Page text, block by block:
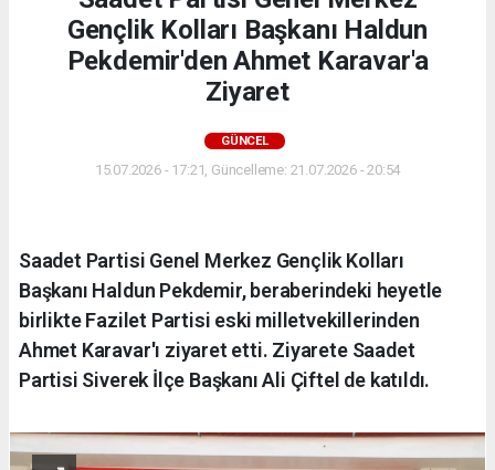
Gençlik Kolları Başkanı Haldun
Pekdemir'den Ahmet Karavar'a
Ziyaret
GÜNCEL
15.07.2026 - 17:21, Güncelleme: 21.07.2026 - 20:54
Saadet Partisi Genel Merkez Gençlik Kolları
Başkanı Haldun Pekdemir, beraberindeki heyetle
birlikte Fazilet Partisi eski milletvekillerinden
Ahmet Karavar'ı ziyaret etti. Ziyarete Saadet
Partisi Siverek İlçe Başkanı Ali Çiftel de katıldı.